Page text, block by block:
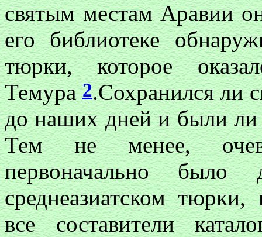
святым местам Аравии
его библиотеке
тюрки, которое
Темура2.Сохранился ли
до наших дней и были ли
Тем не менее,
первоначально было
среднеазиатском
все составители